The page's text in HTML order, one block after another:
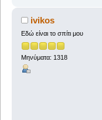
ivikos
Εδώ είναι το σπίτι μου
Μηνύματα: 1318